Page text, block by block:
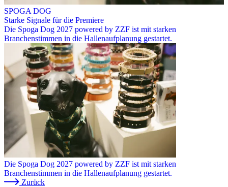
SPOGA DOG
Starke Signale für die Premiere
Die Spoga Dog 2027 powered by ZZF ist mit starken
Branchenstimmen in die Hallenaufplanung gestartet.
Die Spoga Dog 2027 powered by ZZF ist mit starken
Branchenstimmen in die Hallenaufplanung gestartet.
Zurück